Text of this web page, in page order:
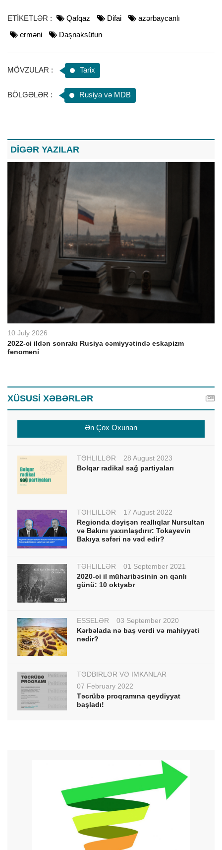
ETİKETLƏR : Qafqaz Difai
azərbaycanlı
erməni
Daşnaksütun
MÖVZULAR : Tarix
BÖLGƏLƏR : Rusiya və MDB
DİGƏR YAZILAR
10 July 2026
2022-ci ildən sonrakı Rusiya cəmiyyətində eskapizm
fenomeni
XÜSUSİ XƏBƏRLƏR
Ən Çox Oxunan
TƏHLİLLƏR
28 August 2023
Bolqar radikal sağ partiyaları
TƏHLİLLƏR
17 August 2022
Regionda dəyişən reallıqlar Nursultan
və Bakını yaxınlaşdırır: Tokayevin
Bakıya səfəri nə vəd edir?
TƏHLİLLƏR
01 September 2021
2020-ci il müharibəsinin ən qanlı
günü: 10 oktyabr
ESSELƏR
03 September 2020
Kərbəlada nə baş verdi və mahiyyəti
nədir?
TƏDBİRLƏR VƏ İMKANLAR
07 February 2022
Təcrübə proqramına qeydiyyat
başladı!